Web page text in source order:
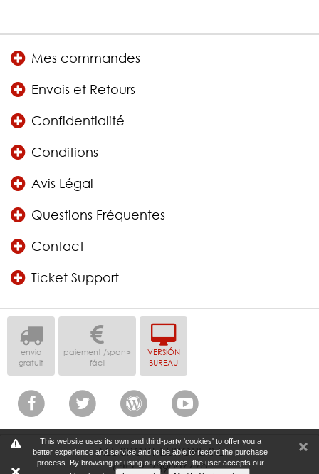
This website uses its own and third-party 'cookies' to offer you a
better experience and service and to be able to record the purchase
process. By browsing or using our services, the user accepts our
Mes commandes
Envois et Retours
Confidentialité
Conditions
Avis Légal
Questions Fréquentes
Contact
Ticket Support
envío
gratuit
paiement /span>
fácil
VERSIÓN
BUREAU
ALL SPORT EUROPE S.L
CIF: B-739026660